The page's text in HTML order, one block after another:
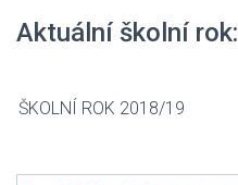
Aktuální školní rok:
ŠKOLNÍ ROK 2018/19